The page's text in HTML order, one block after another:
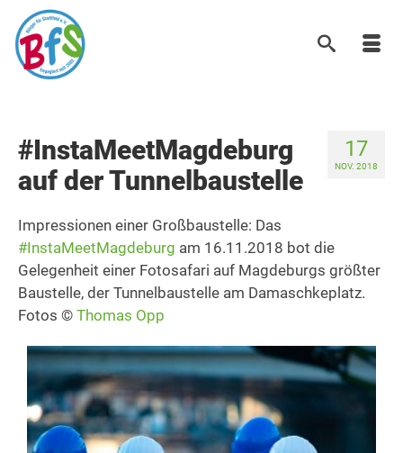
17
NOV. 2018
#InstaMeetMagdeburg
auf der Tunnelbaustelle
Impressionen einer Großbaustelle: Das
#InstaMeetMagdeburg am 16.11.2018 bot die
Gelegenheit einer Fotosafari auf Magdeburgs größter
Baustelle, der Tunnelbaustelle am Damaschkeplatz.
Fotos © Thomas Opp